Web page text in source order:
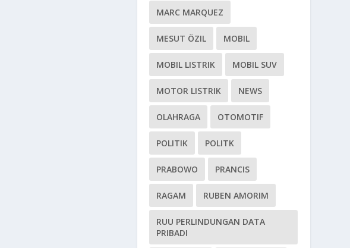
MARC MARQUEZ
MESUT ÖZIL MOBIL
MOBIL LISTRIK MOBIL SUV
MOTOR LISTRIK NEWS
OLAHRAGA OTOMOTIF
POLITIK POLITK
PRABOWO PRANCIS
RAGAM RUBEN AMORIM
RUU PERLINDUNGAN DATA
PRIBADI